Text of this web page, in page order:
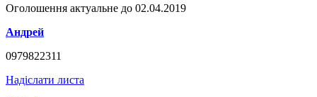
Оголошення актуальне до 02.04.2019
Андрей
0979822311
Надіслати листа